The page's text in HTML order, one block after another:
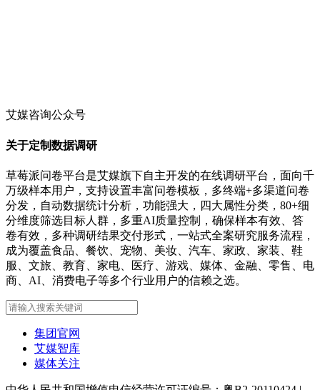
艾媒咨询公众号
关于定制数据调研
草莓派问卷平台是艾媒旗下自主开发的在线调研平台，面向千
万级样本用户，支持设置丰富问卷模板，多终端+多渠道问卷
分发，自动数据统计分析，功能强大，四大属性分类，80+细
分维度筛选目标人群，多重AI质量控制，确保样本有效、答
卷有效，多种调研结果交付形式，一站式全案研究服务流程，
成为覆盖食品、餐饮、宠物、美妆、汽车、家政、家装、鞋
服、文旅、教育、家电、医疗、游戏、媒体、金融、零售、电
商、AI、消费电子等多个行业用户的信赖之选。
集团官网
艾媒智库
媒体关注